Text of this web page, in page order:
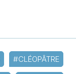
#CLÉOPÂTRE